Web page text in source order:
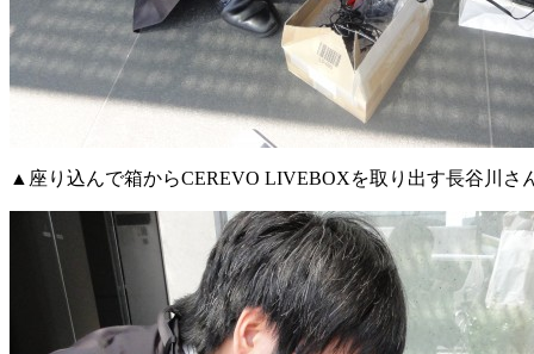
▲座り込んで箱からCEREVO LIVEBOXを取り出す長谷川さ